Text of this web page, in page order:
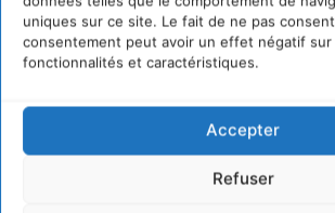
uniques sur ce site. Le fait de ne pas
consentement peut avoir un effet négatif sur
fonctionnalités et caractéristiques.
Accepter
Refuser
Conscient des métamorphoses du
toutes et tous, de moyens de